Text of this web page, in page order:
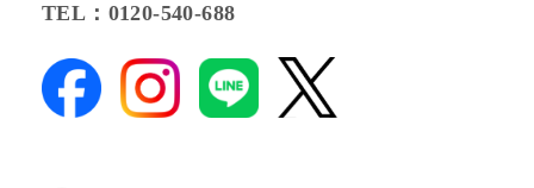
TEL：0120-540-688